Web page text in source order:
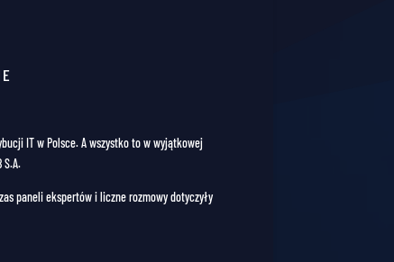
IT w Polsce. A wszystko to w wyjątkowej
paneli ekspertów i liczne rozmowy dotyczyły